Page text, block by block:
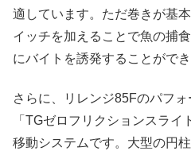
適しています。ただ巻きが基
イッチを加えることで魚の捕
にバイトを誘発することができ
さらに、リレンジ85Fのパフ
「TGゼロフリクションスラ
移動システムです。大型の円